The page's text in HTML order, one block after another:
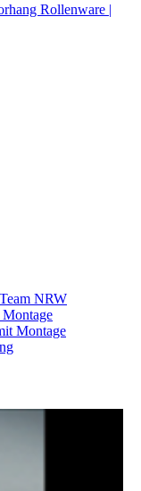
Rollenware |
NRW
Montage